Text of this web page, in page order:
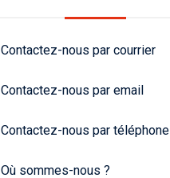
Contactez-nous par courrier
Contactez-nous par email
Contactez-nous par téléphone
Où sommes-nous ?